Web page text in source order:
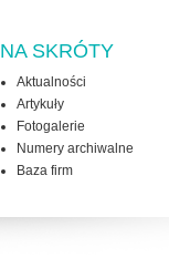
NA SKRÓTY
Aktualności
Artykuły
Fotogalerie
Numery archiwalne
Baza firm